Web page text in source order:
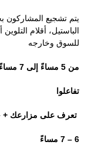
يتم تشجيع المشاركون
الباستيل، أقلام
للسوق وخارجه
من 5 مساءً إلى 7 مساءً – الأولوية للمبكرين
تفاعلوا
تعرف على مزارعك +
6 – 7 مساءً